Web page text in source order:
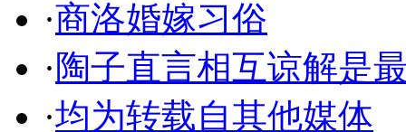
·商洛婚嫁习俗
· 陶子直言相互谅解是
·均为转载自其他媒体